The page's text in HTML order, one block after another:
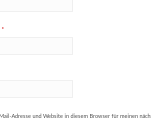
*
Adresse und Website in diesem Browser für meinen